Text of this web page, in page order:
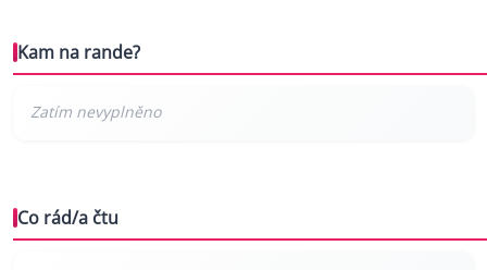
Kam na rande?
Co rád/a čtu